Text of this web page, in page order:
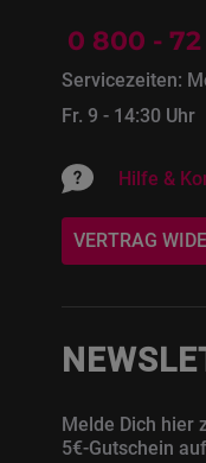
0 800 - 72
Servicezeiten:
Fr. 9 - 14:30 Uhr
Hilfe &
VERTRAG
Melde Dich hier
5€-Gutschein